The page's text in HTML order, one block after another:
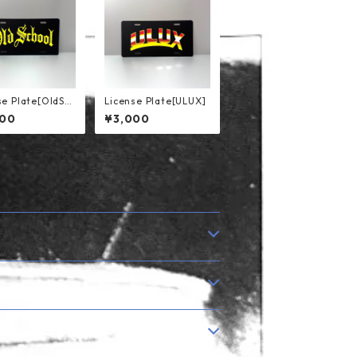
Plate[OldSc
License Plate[ULUX]
¥3,000